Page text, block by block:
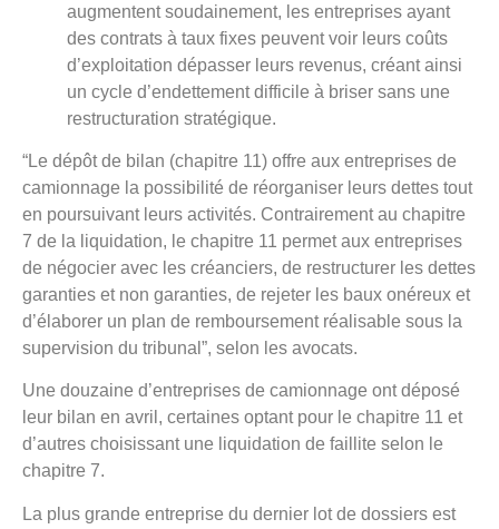
augmentent soudainement, les entreprises ayant
des contrats à taux fixes peuvent voir leurs coûts
d’exploitation dépasser leurs revenus, créant ainsi
un cycle d’endettement difficile à briser sans une
restructuration stratégique.
“Le dépôt de bilan (chapitre 11) offre aux entreprises de
camionnage la possibilité de réorganiser leurs dettes tout
en poursuivant leurs activités. Contrairement au chapitre
7 de la liquidation, le chapitre 11 permet aux entreprises
de négocier avec les créanciers, de restructurer les dettes
garanties et non garanties, de rejeter les baux onéreux et
d’élaborer un plan de remboursement réalisable sous la
supervision du tribunal”, selon les avocats.
Une douzaine d’entreprises de camionnage ont déposé
leur bilan en avril, certaines optant pour le chapitre 11 et
d’autres choisissant une liquidation de faillite selon le
chapitre 7.
La plus grande entreprise du dernier lot de dossiers est